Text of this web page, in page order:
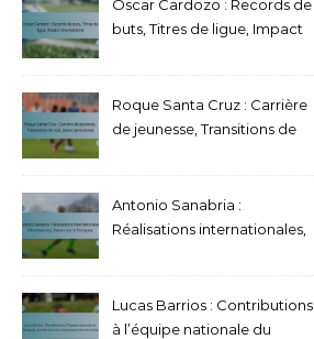
Oscar Cardozo : Records de
buts, Titres de ligue, Impact
Roque Santa Cruz : Carrière
de jeunesse, Transitions de
Antonio Sanabria :
Réalisations internationales,
Lucas Barrios : Contributions
à l’équipe nationale du